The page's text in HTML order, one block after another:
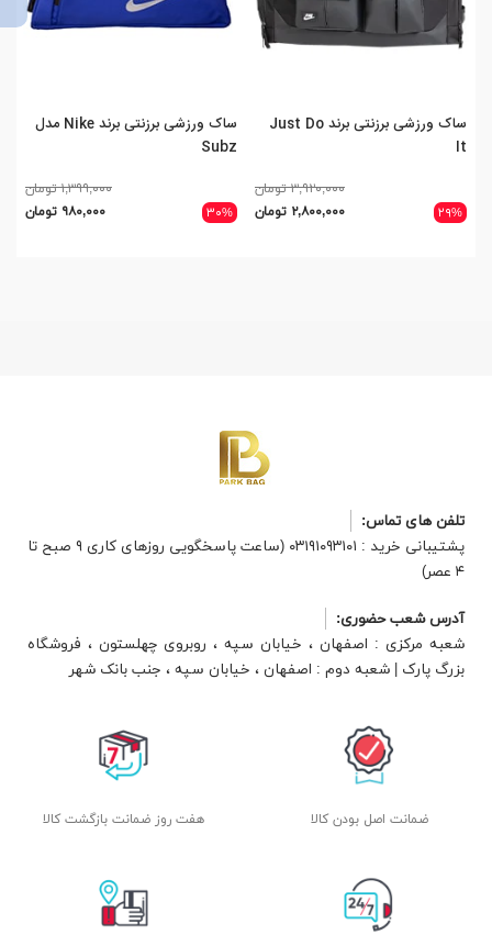
ساک ورزشی برزنتی برند Just Do
It
۲۹%
۳,۹۲۰,۰۰۰ تومان
۲,۸۰۰,۰۰۰ تومان
ساک ورزشی برزنتی برند Nike مدل
Subz
۳۰%
۱,۳۹۹,۰۰۰ تومان
۹۸۰,۰۰۰ تومان
تلفن های تماس:
پشتیبانی خرید : ۰۳۱۹۱۰۹۳۱۰۱ (ساعت پاسخگویی روزهای کاری ۹ صبح تا
۴ عصر)
آدرس شعب حضوری:
شعبه مرکزی : اصفهان ، خیابان سپه ، روبروی چهلستون ، فروشگاه
بزرگ پارک | شعبه دوم : اصفهان ، خیابان سپه ، جنب بانک شهر
ضمانت اصل بودن کالا هفت روز ضمانت بازگشت کالا